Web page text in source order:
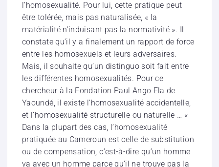
l’homosexualité. Pour lui, cette pratique peut
être tolérée, mais pas naturalisée, « la
matérialité n’induisant pas la normativité ». Il
constate qu’il y a finalement un rapport de force
entre les homosexuels et leurs adversaires.
Mais, il souhaite qu’un distinguo soit fait entre
les différentes homosexualités. Pour ce
chercheur à la Fondation Paul Ango Ela de
Yaoundé, il existe l’homosexualité accidentelle,
et l’homosexualité structurelle ou naturelle … «
Dans la plupart des cas, l’homosexualité
pratiquée au Cameroun est celle de substitution
ou de compensation, c’est-à-dire qu’un homme
va avec un homme parce qu’il ne trouve pas la